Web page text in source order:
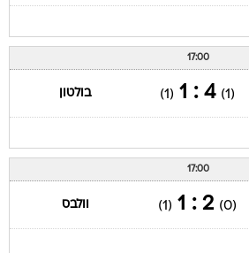
17:00
(1)
4 : 1
(1) בולטון
17:00
(0)
2 : 1
(1) וולבס